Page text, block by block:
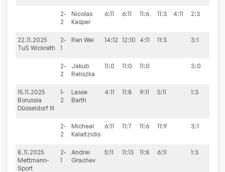
2-
2
Nicolas
Kasper
6:11 6:11 11:6 11:3 4:11 2:3
22.11.2025
TuS Wickrath
2-
1
Ran Wei 14:12 12:10 4:11 11:3 3:1
2-
2
Jakub
Reliszka
11:0 11:0 11:0 3:0
15.11.2025
Borussia
Düsseldorf III
1-
2
Lasse
Barth
4:11 11:8 9:11 5:11 1:3
2-
2
Micheal
Kalaitzidis
6:11 11:7 11:6 11:9 3:1
8.11.2025
Mettmann-
Sport
2-
1
Andrei
Grachev
5:11 11:13 11:8 6:11 1:3